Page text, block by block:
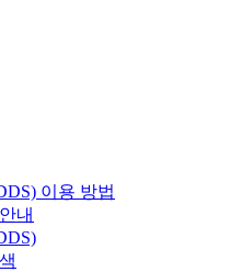
이용 방법
내